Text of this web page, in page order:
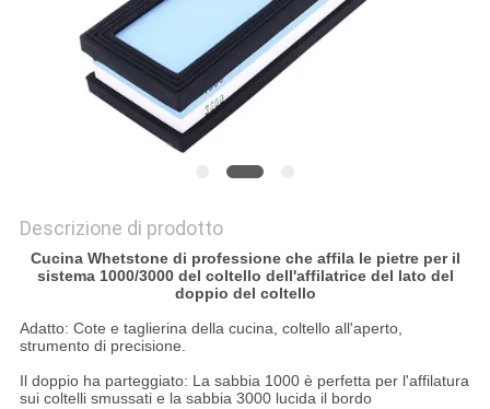
PRIVACY
POLICY
Descrizione di prodotto
Cucina Whetstone di professione che affila le pietre per il
sistema 1000/3000 del coltello dell'affilatrice del lato del
doppio del coltello
Adatto: Cote e taglierina della cucina, coltello all'aperto,
strumento di precisione.
Il doppio ha parteggiato: La sabbia 1000 è perfetta per l'affilatura
sui coltelli smussati e la sabbia 3000 lucida il bordo